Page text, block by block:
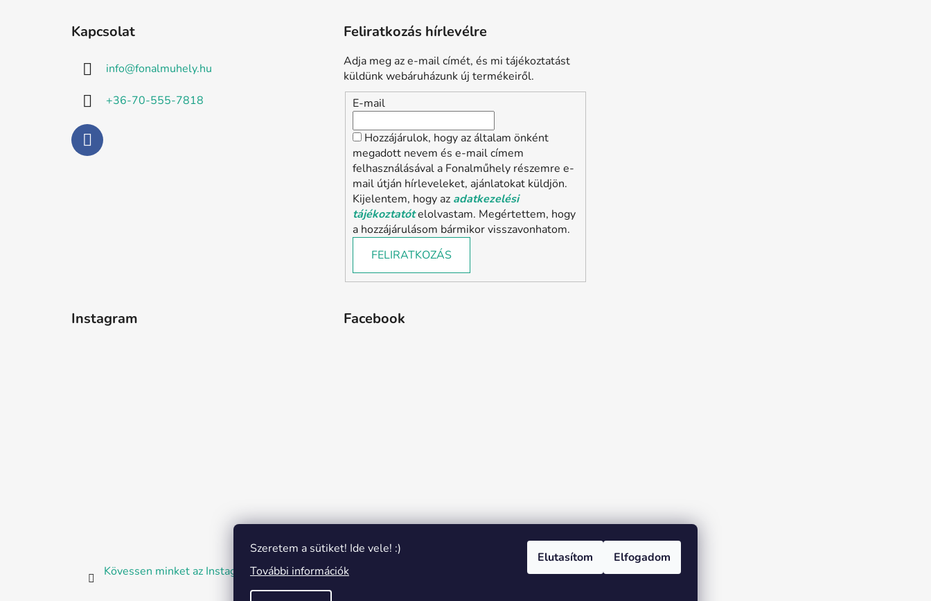
Szeretem a sütiket! Ide vele! :)
További információk
Elutasítom Elfogadom
Kapcsolat
info@fonalmuhely.hu
+36-70-555-7818
Feliratkozás hírlevélre
Adja meg az e-mail címét, és mi tájékoztatást
küldünk webáruházunk új termékeiről.
E-mail
Hozzájárulok, hogy az általam önként
megadott nevem és e-mail címem
felhasználásával a Fonalműhely részemre e-
mail útján hírleveleket, ajánlatokat küldjön.
Kijelentem, hogy az adatkezelési
tájékoztatótelolvastam. Megértettem, hogy
a hozzájárulásom bármikor visszavonhatom.
FELIRATKOZÁS
Instagram
Kövessen minket az Instagramon
Facebook